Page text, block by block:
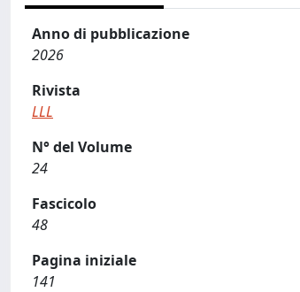
Anno di pubblicazione
2026
Rivista
LLL
N° del Volume
24
Fascicolo
48
Pagina iniziale
141